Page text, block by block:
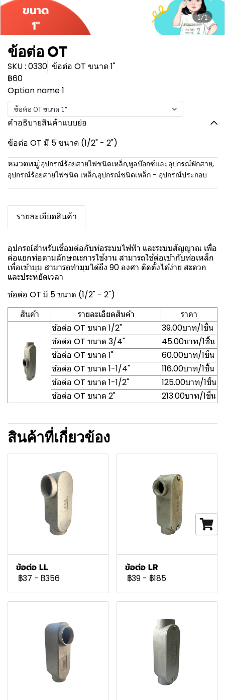
1/1
ข้อต่อ OT
SKU : 0330 ข้อต่อ OT ขนาด 1"
฿60
Option name 1
ข้อต่อ OT ขนาด 1"
คำอธิบายสินค้าแบบย่อ
ข้อต่อ OT มี 5 ขนาด (1/2" - 2")
หมวดหมู่:อุปกรณ์ร้อยสายไฟชนิดเหล็ก,พูลบ๊อกซ์และอุปกรณ์พักสาย,
อุปกรณ์ร้อยสายไฟชนิด เหล็ก,อุปกรณ์ชนิดเหล็ก - อุปกรณ์ประกอบ
รายละเอียดสินค้า
อุปกรณ์สำหรับเชื่อมต่อกับท่อระบบไฟฟ้า และระบบสัญญาณ เพื่อ
ต่อแยกท่อตามลักษณะการใช้งาน สามารถใช้ต่อเข้ากับท่อเหล็ก
เพื่อเข้ามุม สามารถทำมุมได้ถึง 90 องศา ติดตั้งได้ง่าย สะดวก
และประหยัดเวลา
ข้อต่อ OT มี 5 ขนาด (1/2" - 2")
สินค้า
รายละเอียดสินค้า
ราคา
ข้อต่อ OT ขนาด 1/2"
39.00บาท/1ชิ้น
ข้อต่อ OT ขนาด 3/4"
45.00บาท/1ชิ้น
ข้อต่อ OT ขนาด 1"
60.00บาท/1ชิ้น
ข้อต่อ OT ขนาด 1-1/4"
116.00บาท/1ชิ้น
ข้อต่อ OT ขนาด 1-1/2"
125.00บาท/1ชิ้น
ข้อต่อ OT ขนาด 2"
213.00บาท/1ชิ้น
สินค้าที่เกี่ยวข้อง
ข้อต่อ LL
฿37 - ฿356
ข้อต่อ LR
฿39 - ฿185